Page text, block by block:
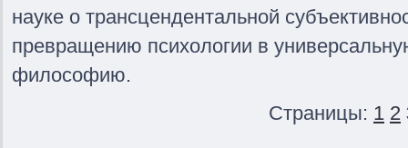
науке о трансцендентальной
превращению психологии в
философию.
Страницы: 1 2